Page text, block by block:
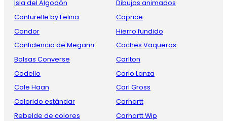
Isla del Algodón
Conturelle by Felina
Condor
Confidencia de Megami
Bolsas Converse
Codello
Cole Haan
Colorido estándar
Rebelde de colores
Dibujos animados
Caprice
Hierro fundido
Coches Vaqueros
Carlton
Carlo Lanza
Carl Gross
Carhartt
Carhartt Wip